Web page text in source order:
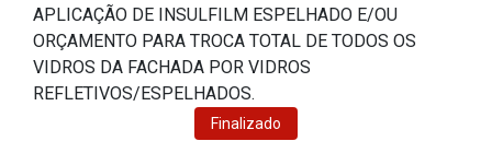
APLICAÇÃO DE INSULFILM ESPELHADO E/OU
ORÇAMENTO PARA TROCA TOTAL DE TODOS OS
VIDROS DA FACHADA POR VIDROS
REFLETIVOS/ESPELHADOS.
Finalizado